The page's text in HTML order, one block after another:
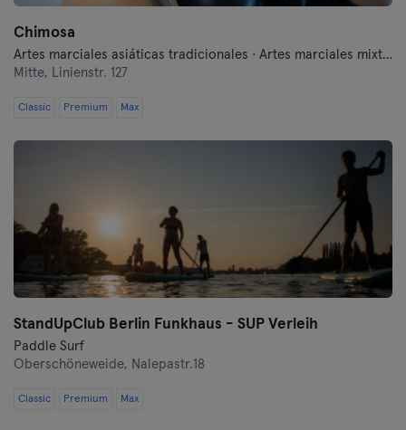
Chimosa
Artes marciales asiáticas tradicionales · Artes marciales mixtas · Autodefensa moderna · Boxeo · Fitness · Lucha libre · Qi Gong y Tai Chi
Mitte, Linienstr. 127
Classic Premium Max
StandUpClub Berlin Funkhaus - SUP Verleih
Paddle Surf
Oberschöneweide, Nalepastr.18
Classic Premium Max